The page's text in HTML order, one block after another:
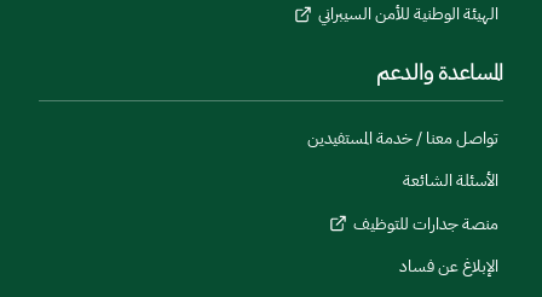
الهيئة الوطنية للأمن السيبراني
المساعدة والدعم
تواصل معنا / خدمة المستفيدين
الأسئلة الشائعة
منصة جدارات للتوظيف
الإبلاغ عن فساد